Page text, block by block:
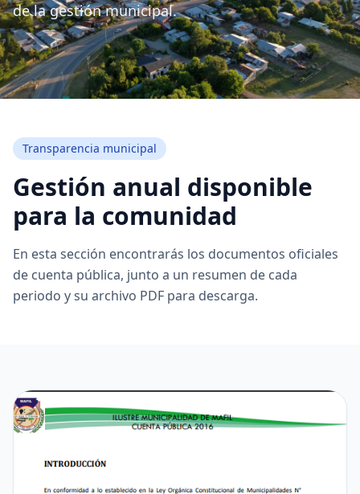
de la gestión municipal.
Transparencia municipal
Gestión anual disponible
para la comunidad
En esta sección encontrarás los documentos oficiales
de cuenta pública, junto a un resumen de cada
periodo y su archivo PDF para descarga.